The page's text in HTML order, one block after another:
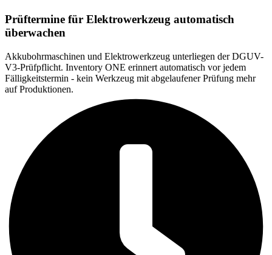
Prüftermine für Elektrowerkzeug automatisch
überwachen
Akkubohrmaschinen und Elektrowerkzeug unterliegen der DGUV-
V3-Prüfpflicht. Inventory ONE erinnert automatisch vor jedem
Fälligkeitstermin - kein Werkzeug mit abgelaufener Prüfung mehr
auf Produktionen.